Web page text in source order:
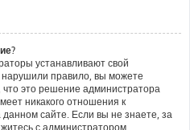
устанавливают свой
правило, вы можете
это решение администратора
никакого отношения к
сайте. Если вы не знаете, за
с администратором